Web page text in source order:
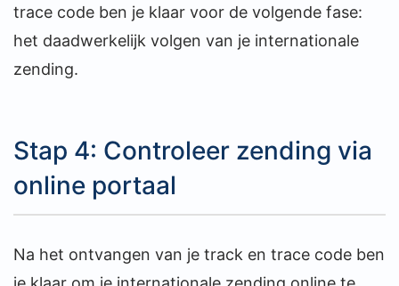
trace code ben je klaar voor de volgende fase:
het daadwerkelijk volgen van je internationale
zending.
Stap 4: Controleer zending via
online portaal
Na het ontvangen van je track en trace code ben